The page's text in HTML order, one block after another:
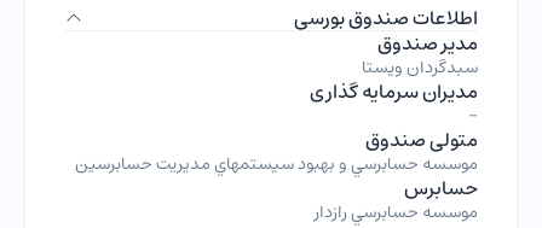
اطلاعات صندوق بورسی
مدیر صندوق
سبدگردان ويستا
مدیران سرمایه گذاری
-
متولی صندوق
موسسه حسابرسي و بهبود سيستمهاي مديريت حسابرسين
حسابرس
موسسه حسابرسي رازدار